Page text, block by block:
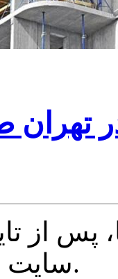
از
سایت منتشر خواهد شد.